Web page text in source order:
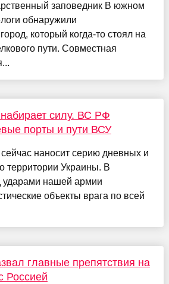
заповедник В южном
обнаружили
который когда-то стоял на
пути. Совместная
силу. ВС РФ
порты и пути ВСУ
наносит серию дневных и
территории Украины. В
ударами нашей армии
объекты врага по всей
главные препятствия на
Россией